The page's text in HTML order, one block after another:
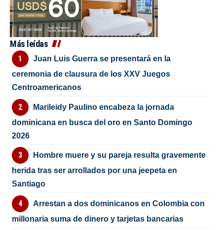
Más leídas
Juan Luis Guerra se presentará en la
ceremonia de clausura de los XXV Juegos
Centroamericanos
Marileidy Paulino encabeza la jornada
dominicana en busca del oro en Santo Domingo
2026
Hombre muere y su pareja resulta gravemente
herida tras ser arrollados por una jeepeta en
Santiago
Arrestan a dos dominicanos en Colombia con
millonaria suma de dinero y tarjetas bancarias